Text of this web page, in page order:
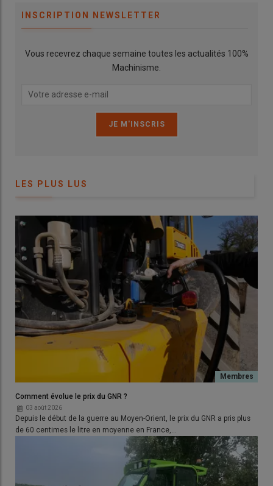
INSCRIPTION NEWSLETTER
Vous recevrez chaque semaine toutes les actualités 100%
Machinisme.
LES PLUS LUS
Comment évolue le prix du GNR ?
03 août 2026
Depuis le début de la guerre au Moyen-Orient, le prix du GNR a pris plus
de 60 centimes le litre en moyenne en France,…